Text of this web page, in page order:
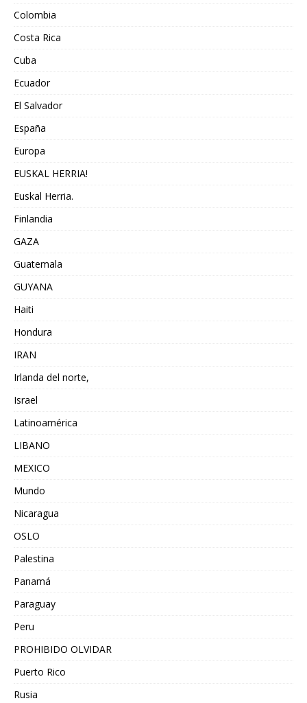
Colombia
Costa Rica
Cuba
Ecuador
El Salvador
España
Europa
EUSKAL HERRIA!
Euskal Herria.
Finlandia
GAZA
Guatemala
GUYANA
Haiti
Hondura
IRAN
Irlanda del norte,
Israel
Latinoamérica
LIBANO
MEXICO
Mundo
Nicaragua
OSLO
Palestina
Panamá
Paraguay
Peru
PROHIBIDO OLVIDAR
Puerto Rico
Rusia